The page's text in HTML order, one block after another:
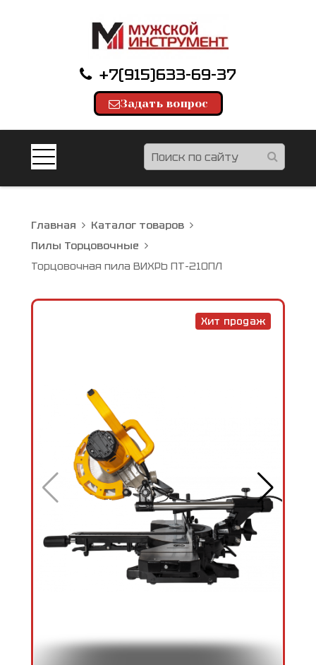
+7(915)633-69-37
Задать вопрос
Главная
Каталог товаров
Пилы Торцовочные
Торцовочная пила ВИХРЬ ПТ-210ПЛ
Хит продаж